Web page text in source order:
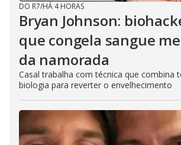
DO R7/HÁ 4 HORAS
Bryan Johnson:
que congela sangue
da namorada
Casal trabalha com técnica que combina
biologia para reverter o envelhecimento